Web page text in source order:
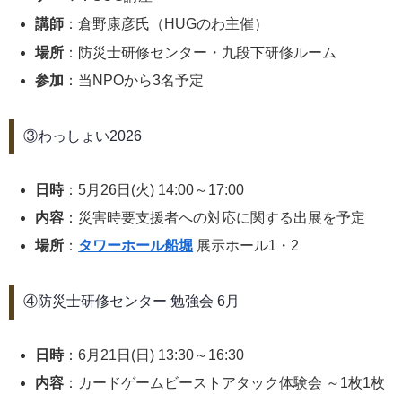
講師 ：倉野康彦氏（HUGのわ主催）
場所 ：防災士研修センター・九段下研修ルーム
参加 ：当NPOから3名予定
③わっしょい2026
日時：5月26日(火) 14:00～17:00
内容 ：災害時要支援者への対応に関する出展を予定
場所 ： タワーホール船堀 展示ホール1・2
④防災士研修センター 勉強会 6月
日時：6月21日(日) 13:30～16:30
内容 ：カードゲームビーストアタック体験会 ～1枚1枚